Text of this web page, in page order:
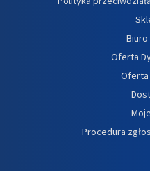
Biuro
Oferta
Oferta
Procedura